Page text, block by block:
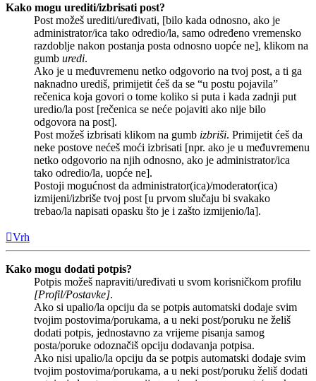
Kako mogu urediti/izbrisati post?
Post možeš urediti/uređivati, [bilo kada odnosno, ako je
administrator/ica tako odredio/la, samo određeno vremensko
razdoblje nakon postanja posta odnosno uopće ne], klikom na
gumb uredi.
Ako je u međuvremenu netko odgovorio na tvoj post, a ti ga
naknadno urediš, primijetit ćeš da se “u postu pojavila”
rečenica koja govori o tome koliko si puta i kada zadnji put
uredio/la post [rečenica se neće pojaviti ako nije bilo
odgovora na post].
Post možeš izbrisati klikom na gumb izbriši. Primijetit ćeš da
neke postove nećeš moći izbrisati [npr. ako je u međuvremenu
netko odgovorio na njih odnosno, ako je administrator/ica
tako odredio/la, uopće ne].
Postoji mogućnost da administrator(ica)/moderator(ica)
izmijeni/izbriše tvoj post [u prvom slučaju bi svakako
trebao/la napisati opasku što je i zašto izmijenio/la].
Vrh
Kako mogu dodati potpis?
Potpis možeš napraviti/uređivati u svom korisničkom profilu
[Profil/Postavke].
Ako si upalio/la opciju da se potpis automatski dodaje svim
tvojim postovima/porukama, a u neki post/poruku ne želiš
dodati potpis, jednostavno za vrijeme pisanja samog
posta/poruke odoznačiš opciju dodavanja potpisa.
Ako nisi upalio/la opciju da se potpis automatski dodaje svim
tvojim postovima/porukama, a u neki post/poruku želiš dodati